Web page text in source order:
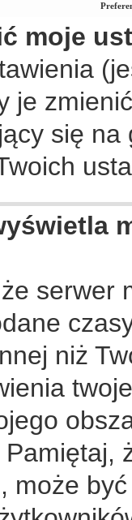
moje
je
się
serwer
niż
może